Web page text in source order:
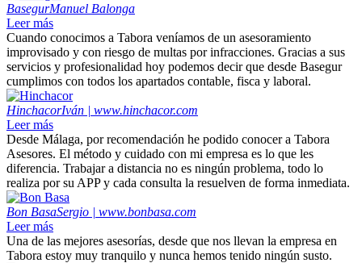
BasegurManuel Balonga
Leer más
Cuando conocimos a Tabora veníamos de un asesoramiento
improvisado y con riesgo de multas por infracciones. Gracias a sus
servicios y profesionalidad hoy podemos decir que desde Basegur
cumplimos con todos los apartados contable, fisca y laboral.
HinchacorIván | www.hinchacor.com
Leer más
Desde Málaga, por recomendación he podido conocer a Tabora
Asesores. El método y cuidado con mi empresa es lo que les
diferencia. Trabajar a distancia no es ningún problema, todo lo
realiza por su APP y cada consulta la resuelven de forma inmediata.
Bon BasaSergio | www.bonbasa.com
Leer más
Una de las mejores asesorías, desde que nos llevan la empresa en
Tabora estoy muy tranquilo y nunca hemos tenido ningún susto.